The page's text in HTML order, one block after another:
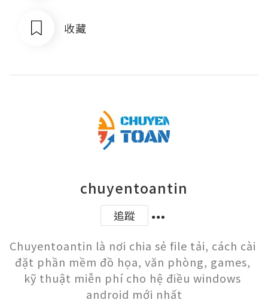
收藏
chuyentoantin
追蹤
Chuyentoantin là nơi chia sẻ file tải, cách cài
đặt phần mềm đồ họa, văn phòng, games,
kỹ thuật miễn phí cho hệ điều windows